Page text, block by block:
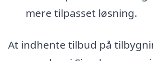
mere tilpasset løsning.
At indhente tilbud på